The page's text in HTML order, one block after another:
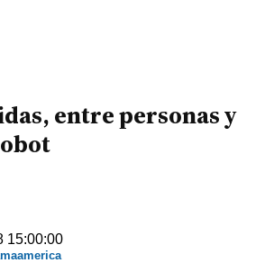
entre personas y
15:00:00